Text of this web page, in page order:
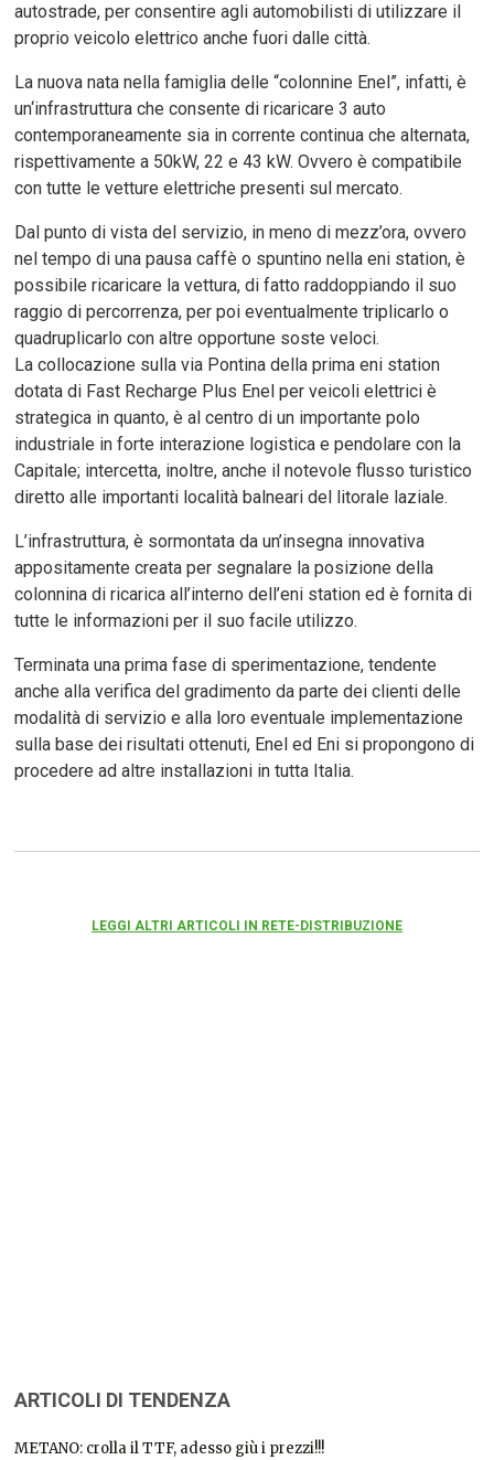
autostrade, per consentire agli automobilisti di utilizzare il
proprio veicolo elettrico anche fuori dalle città.
La nuova nata nella famiglia delle “colonnine Enel”, infatti, è
un‘infrastruttura che consente di ricaricare 3 auto
contemporaneamente sia in corrente continua che alternata,
rispettivamente a 50kW, 22 e 43 kW. Ovvero è compatibile
con tutte le vetture elettriche presenti sul mercato.
Dal punto di vista del servizio, in meno di mezz’ora, ovvero
nel tempo di una pausa caffè o spuntino nella eni station, è
possibile ricaricare la vettura, di fatto raddoppiando il suo
raggio di percorrenza, per poi eventualmente triplicarlo o
quadruplicarlo con altre opportune soste veloci.
La collocazione sulla via Pontina della prima eni station
dotata di Fast Recharge Plus Enel per veicoli elettrici è
strategica in quanto, è al centro di un importante polo
industriale in forte interazione logistica e pendolare con la
Capitale; intercetta, inoltre, anche il notevole flusso turistico
diretto alle importanti località balneari del litorale laziale.
L’infrastruttura, è sormontata da un’insegna innovativa
appositamente creata per segnalare la posizione della
colonnina di ricarica all’interno dell’eni station ed è fornita di
tutte le informazioni per il suo facile utilizzo.
Terminata una prima fase di sperimentazione, tendente
anche alla verifica del gradimento da parte dei clienti delle
modalità di servizio e alla loro eventuale implementazione
sulla base dei risultati ottenuti, Enel ed Eni si propongono di
procedere ad altre installazioni in tutta Italia.
LEGGI ALTRI ARTICOLI IN RETE-DISTRIBUZIONE
ARTICOLI DI TENDENZA
METANO: crolla il TTF, adesso giù i prezzi!!!